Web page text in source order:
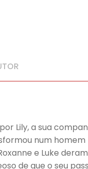
Lily, a sua
num
e Luke
de que o seu